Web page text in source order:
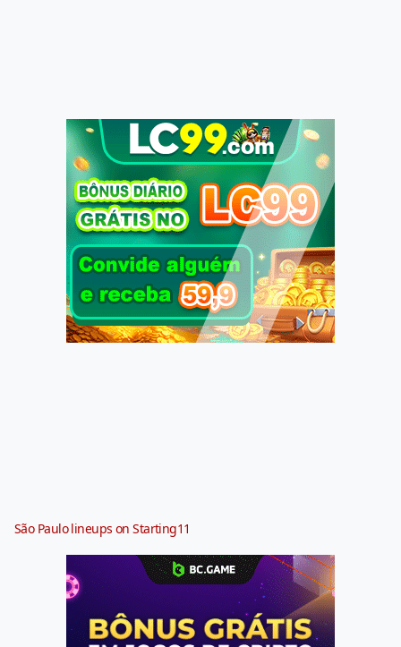
São Paulo lineups on Starting11